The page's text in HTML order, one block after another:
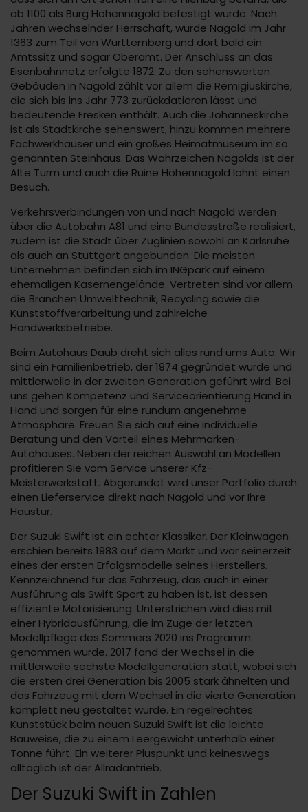
ab 1100 als Burg Hohennagold befestigt wurde. Nach
Jahren wechselnder Herrschaft, wurde Nagold im Jahr
1363 zum Teil von Württemberg und dort bald ein
Amtssitz und sogar Oberamt. Der Anschluss an das
Eisenbahnnetz erfolgte 1872. Zu den sehenswerten
Gebäuden in Nagold zählt vor allem die Remigiuskirche,
die sich bis ins Jahr 773 zurückdatieren lässt und
bedeutende Fresken enthält. Auch die Johanneskirche
ist als Stadtkirche sehenswert, hinzu kommen mehrere
Fachwerkhäuser und ein großes Heimatmuseum im so
genannten Steinhaus. Das Wahrzeichen Nagolds ist der
Alte Turm und auch die Ruine Hohennagold lohnt einen
Besuch.
Verkehrsverbindungen von und nach Nagold werden
über die Autobahn A81 und eine Bundesstraße realisiert,
zudem ist die Stadt über Zuglinien sowohl an Karlsruhe
als auch an Stuttgart angebunden. Die meisten
Unternehmen befinden sich im INGpark auf einem
ehemaligen Kasernengelände. Vertreten sind vor allem
die Branchen Umwelttechnik, Recycling sowie die
Kunststoffverarbeitung und zahlreiche
Handwerksbetriebe.
Beim Autohaus Daub dreht sich alles rund ums Auto. Wir
sind ein Familienbetrieb, der 1974 gegründet wurde und
mittlerweile in der zweiten Generation geführt wird. Bei
uns gehen Kompetenz und Serviceorientierung Hand in
Hand und sorgen für eine rundum angenehme
Atmosphäre. Freuen Sie sich auf eine individuelle
Beratung und den Vorteil eines Mehrmarken-
Autohauses. Neben der reichen Auswahl an Modellen
profitieren Sie vom Service unserer Kfz-
Meisterwerkstatt. Abgerundet wird unser Portfolio durch
einen Lieferservice direkt nach Nagold und vor Ihre
Haustür.
Der Suzuki Swift ist ein echter Klassiker. Der Kleinwagen
erschien bereits 1983 auf dem Markt und war seinerzeit
eines der ersten Erfolgsmodelle seines Herstellers.
Kennzeichnend für das Fahrzeug, das auch in einer
Ausführung als Swift Sport zu haben ist, ist dessen
effiziente Motorisierung. Unterstrichen wird dies mit
einer Hybridausführung, die im Zuge der letzten
Modellpflege des Sommers 2020 ins Programm
genommen wurde. 2017 fand der Wechsel in die
mittlerweile sechste Modellgeneration statt, wobei sich
die ersten drei Generation bis 2005 stark ähnelten und
das Fahrzeug mit dem Wechsel in die vierte Generation
komplett neu gestaltet wurde. Ein regelrechtes
Kunststück beim neuen Suzuki Swift ist die leichte
Bauweise, die zu einem Leergewicht unterhalb einer
Tonne führt. Ein weiterer Pluspunkt und keineswegs
alltäglich ist der Allradantrieb.
Der Suzuki Swift in Zahlen